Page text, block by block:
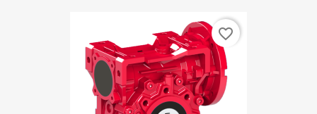
favorite_border